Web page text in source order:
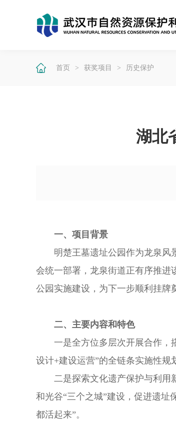
首页 > 获奖项目 > 历史保护
湖北
一、项目背景
明楚王墓遗址公园作为龙泉风
会统一部署，龙泉街道正有序推进
公园实施建设，为下一步顺利挂牌
二、主要内容和特色
一是全方位多层次开展合作，
设计+建设运营”的全链条实施性规
二是探索文化遗产保护与利用
和光谷“三个之城”建设，促进遗
都活起来”。